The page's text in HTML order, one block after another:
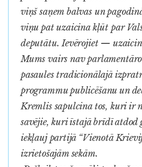
viņš saņem balvas un
viņu pat uzaicina kļūt par
deputātu. Ievērojiet —
Mums vairs nav
pasaules tradicionālajā
programmu publicēšanu un
Kremlis sapulcina tos, kuri ir
savējie, kuri īstajā brīdī atdod
iekļauj partijā “Vienotā
izrietošajām sekām.